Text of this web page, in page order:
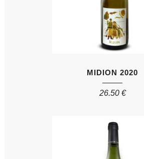
MIDION 2020
26.50 €